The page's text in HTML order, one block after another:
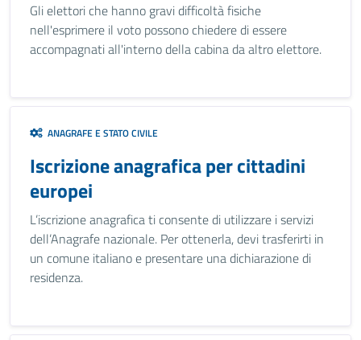
Gli elettori che hanno gravi difficoltà fisiche
nell'esprimere il voto possono chiedere di essere
accompagnati all'interno della cabina da altro elettore.
ANAGRAFE E STATO CIVILE
Iscrizione anagrafica per cittadini
europei
L’iscrizione anagrafica ti consente di utilizzare i servizi
dell’Anagrafe nazionale. Per ottenerla, devi trasferirti in
un comune italiano e presentare una dichiarazione di
residenza.